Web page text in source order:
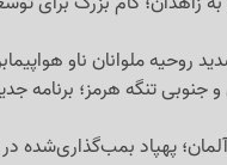
روحیه ملوانان ناو
جنوبی تنگه هرمز؛ برنامه
پهپاد بمب‌گذاری‌شده در